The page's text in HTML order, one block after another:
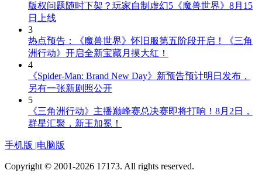
版权问题随时下架？玩家自制虚幻5《魔兽世界》8月15
日上线
3
热点预告：《魔兽世界》怀旧服第五阶段开启！《三角
洲行动》开启全新宝藏月摸大红！
4
《Spider-Man: Brand New Day》新预告预计明日发布，
另有一张新剧照公开
5
《三角洲行动》主播巅峰赛总决赛即将打响！8月2日，
群星汇聚，新王加冕！
手机版 |电脑版
Copyright © 2001-2026 17173. All rights reserved.